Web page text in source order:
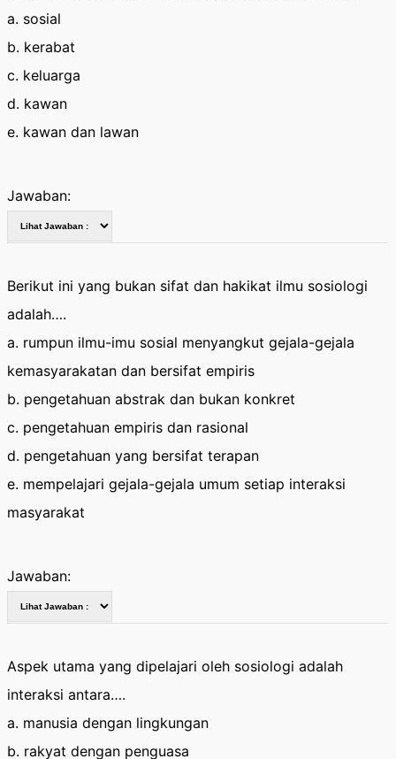
a. sosial
b. kerabat
c. keluarga
d. kawan
e. kawan dan lawan
Jawaban:
Berikut ini yang bukan sifat dan hakikat ilmu sosiologi
adalah….
a. rumpun ilmu-imu sosial menyangkut gejala-gejala
kemasyarakatan dan bersifat empiris
b. pengetahuan abstrak dan bukan konkret
c. pengetahuan empiris dan rasional
d. pengetahuan yang bersifat terapan
e. mempelajari gejala-gejala umum setiap interaksi
masyarakat
Jawaban:
Aspek utama yang dipelajari oleh sosiologi adalah
interaksi antara….
a. manusia dengan lingkungan
b. rakyat dengan penguasa